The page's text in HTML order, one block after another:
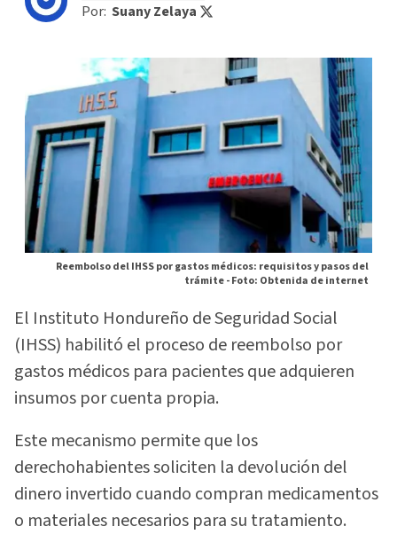
Por: Suany Zelaya
Reembolso del IHSS por gastos médicos: requisitos y pasos del
trámite -Foto: Obtenida de internet
El Instituto Hondureño de Seguridad Social
(IHSS) habilitó el proceso de reembolso por
gastos médicos para pacientes que adquieren
insumos por cuenta propia.
Este mecanismo permite que los
derechohabientes soliciten la devolución del
dinero invertido cuando compran medicamentos
o materiales necesarios para su tratamiento.